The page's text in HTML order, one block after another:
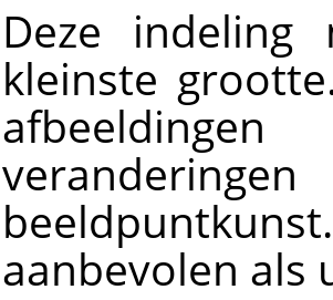
Deze
kleinste
aanbevolen als